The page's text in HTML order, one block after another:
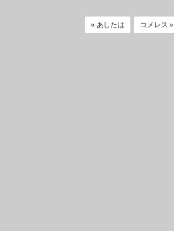
« あしたは コメレス »